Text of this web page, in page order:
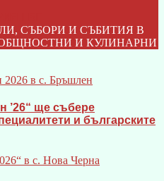
СЪБОРИ И СЪБИТИЯ В
И КУЛИНАРНИ
’26“ ще събере
и българските